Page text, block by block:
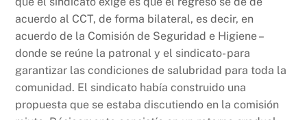
acuerdo al CCT, de forma bilateral, es decir, en
acuerdo de la Comisión de Seguridad e Higiene –
donde se reúne la patronal y el sindicato- para
garantizar las condiciones de salubridad para toda la
comunidad. El sindicato había construido una
propuesta que se estaba discutiendo en la comisión